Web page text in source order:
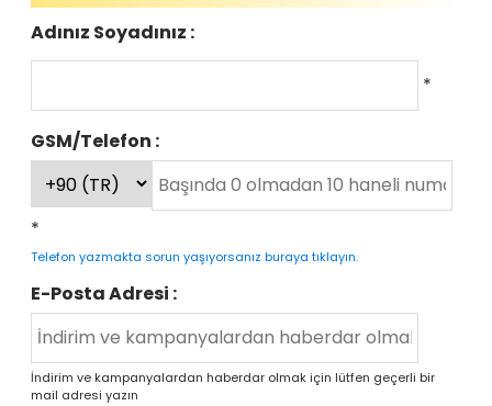
Adınız Soyadınız :
*
GSM/Telefon :
*
Telefon yazmakta sorun yaşıyorsanız buraya tıklayın.
E-Posta Adresi :
İndirim ve kampanyalardan haberdar olmak için lütfen geçerli bir
mail adresi yazın